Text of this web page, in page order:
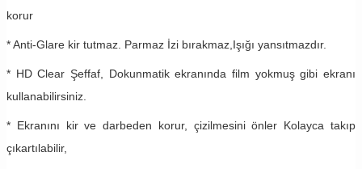
korur
* Anti-Glare kir tutmaz. Parmaz İzi bırakmaz,Işığı yansıtmazdır.
* HD Clear Şeffaf, Dokunmatik ekranında film yokmuş gibi ekranı
kullanabilirsiniz.
* Ekranını kir ve darbeden korur, çizilmesini önler Kolayca takıp
çıkartılabilir,